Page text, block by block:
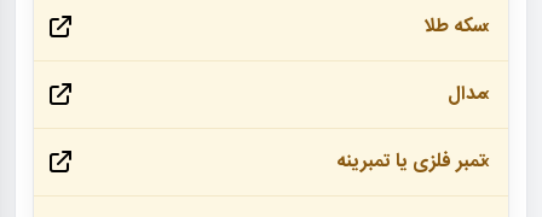
سکه طلا
مدال
تمبر فلزی یا تمبرینه